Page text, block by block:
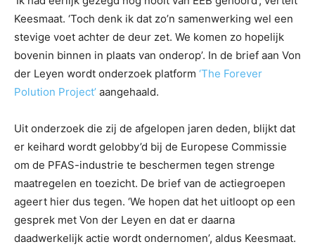
Keesmaat. ‘Toch denk ik dat zo’n samenwerking wel een
stevige voet achter de deur zet. We komen zo hopelijk
bovenin binnen in plaats van onderop’. In de brief aan Von
der Leyen wordt onderzoek platform ‘The Forever
Polution Project’ aangehaald.
Uit onderzoek die zij de afgelopen jaren deden, blijkt dat
er keihard wordt gelobby’d bij de Europese Commissie
om de PFAS-industrie te beschermen tegen strenge
maatregelen en toezicht. De brief van de actiegroepen
ageert hier dus tegen. ‘We hopen dat het uitloopt op een
gesprek met Von der Leyen en dat er daarna
daadwerkelijk actie wordt ondernomen’, aldus Keesmaat.